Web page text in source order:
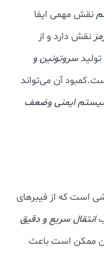
نقش مهمی ایفا
نقش دارد و از
سروتونین و
آن می‌تواند
ایمنی وضعف
است که از فیبرهای
انتقال سریع و دقیق
ممکن است باعث